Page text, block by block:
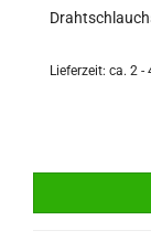
Lieferzeit: ca. 2 -